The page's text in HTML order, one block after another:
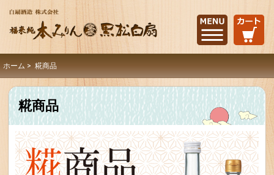
ホーム > 糀商品
糀商品